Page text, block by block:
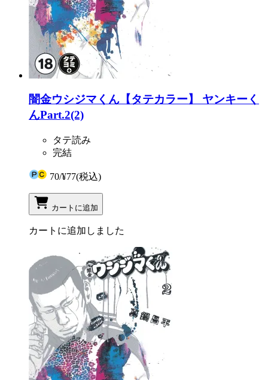
闇金ウシジマくん【タテカラー】 ヤンキーく
んPart.2(2)
タテ読み
完結
70/¥77(税込)
カートに追加
カートに追加しました